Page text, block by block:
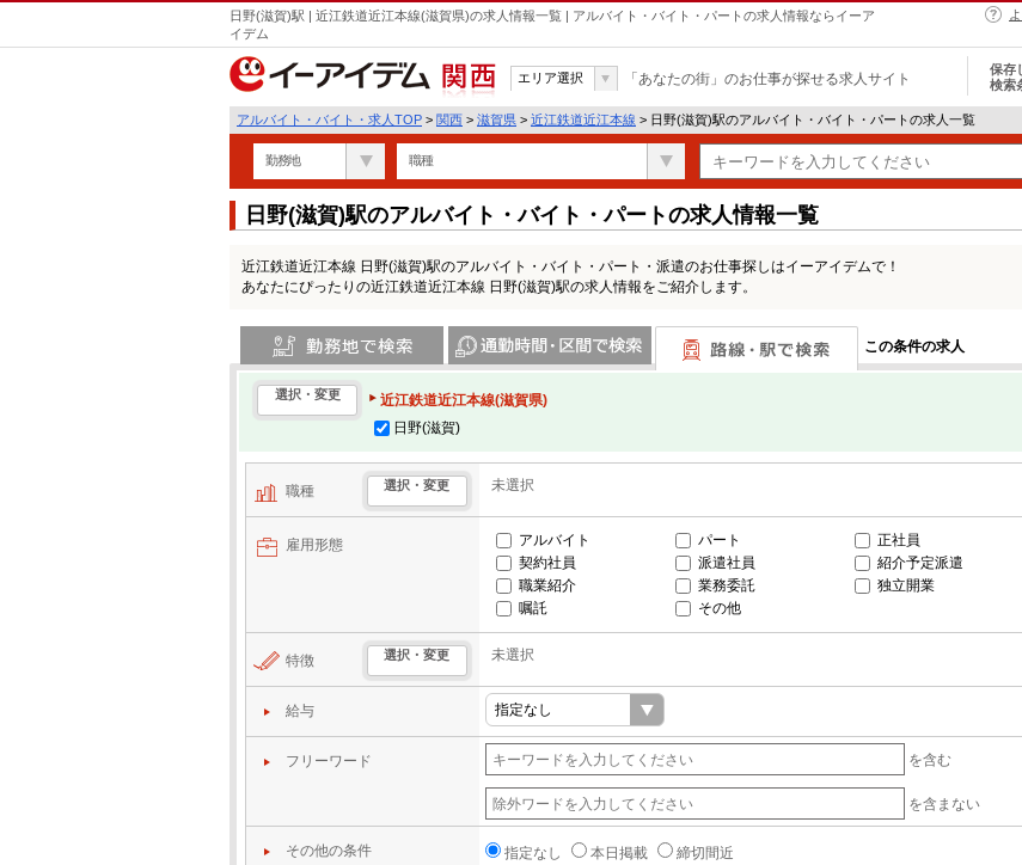
日野(滋賀)駅 | 近江鉄道近江本線(滋賀県)の求人情報一覧 | アルバイト・バイト・パートの求人情報ならイーア
イデム
関西
エリア選択 「あなたの街」のお仕事が探せる求人サイト
保存
検索
アルバイト・バイト・求人TOP > 関西 > 滋賀県 > 近江鉄道近江本線 > 日野(滋賀)駅のアルバイト・バイト・パートの求人一覧
勤務地 職種
日野(滋賀)駅のアルバイト・バイト・パートの求人情報一覧
近江鉄道近江本線 日野(滋賀)駅のアルバイト・バイト・パート・派遣のお仕事探しはイーアイデムで！
あなたにぴったりの近江鉄道近江本線 日野(滋賀)駅の求人情報をご紹介します。
この条件の求人
選択・変更
近江鉄道近江本線(滋賀県)
日野(滋賀)
職種 選択・変更 未選択
雇用形態 アルバイト パート
正社員
契約社員
派遣社員
紹介予定派遣
職業紹介
業務委託
独立開業
嘱託
その他
特徴 選択・変更 未選択
給与
フリーワード を含む
を含まない
その他の条件 指定なし 本日掲載 締切間近